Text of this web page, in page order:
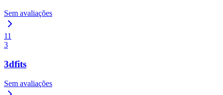
Sem avaliações
11
3
3dfits
Sem avaliações